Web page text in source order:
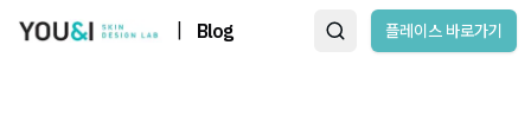
Blog 플레이스 바로가기